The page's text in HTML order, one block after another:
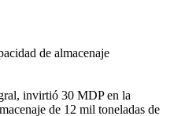
de almacenaje
invirtió 30 MDP en la
de 12 mil toneladas de